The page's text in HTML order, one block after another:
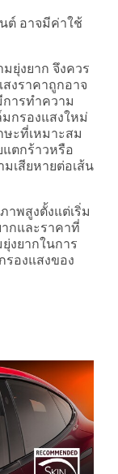
ต์ อาจมีค่าใช้
ยุ่งยาก จึงควร
งราคาถูกอาจ
ารทำความ
กรองแสงใหม่
ะที่เหมาะสม
ตกร้าวหรือ
เสียหายต่อเส้น
พสูงตั้งแต่เริ่ม
กและราคาที่
งยากในการ
องแสงของ